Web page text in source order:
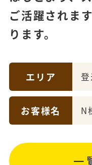
ご活躍されま
ります。
エリア
お客様名 N
一